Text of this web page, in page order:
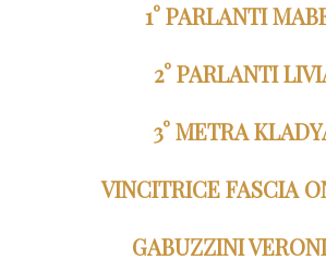
1° PARLANTI
2° PARLANTI
3° METRA
VINCITRICE FASCIA
GABUZZINI